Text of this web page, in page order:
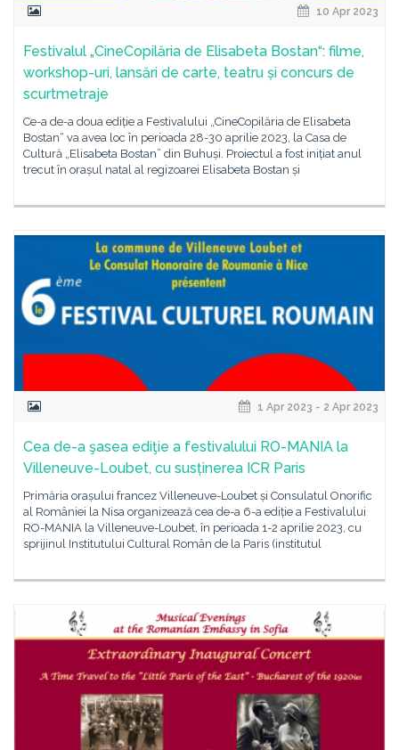
10 Apr 2023
Festivalul „CineCopilăria de Elisabeta Bostan“: filme,
workshop-uri, lansări de carte, teatru și concurs de
scurtmetraje
Ce-a de-a doua ediție a Festivalului „CineCopilăria de Elisabeta
Bostan“ va avea loc în perioada 28-30 aprilie 2023, la Casa de
Cultură „Elisabeta Bostan” din Buhuși. Proiectul a fost inițiat anul
trecut în orașul natal al regizoarei Elisabeta Bostan și
1 Apr 2023 - 2 Apr 2023
Cea de-a şasea ediţie a festivalului RO-MANIA la
Villeneuve-Loubet, cu susținerea ICR Paris
Primăria orașului francez Villeneuve-Loubet și Consulatul Onorific
al României la Nisa organizează cea de-a 6-a ediție a Festivalului
RO-MANIA la Villeneuve-Loubet, în perioada 1-2 aprilie 2023, cu
sprijinul Institutului Cultural Român de la Paris (institutul